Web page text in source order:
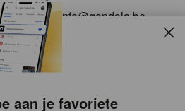
aan je favoriete
info@gondola.be
Volg ons op